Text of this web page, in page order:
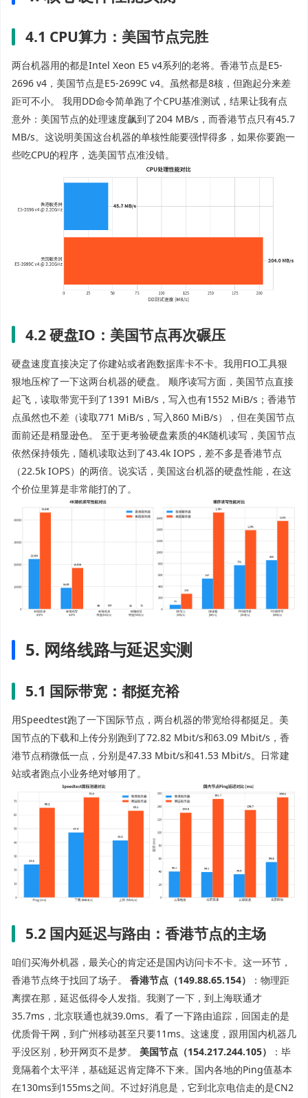
4.1 CPU算力：美国节点完胜
两台机器用的都是Intel Xeon E5 v4系列的老将。香港节点是E5-
2696 v4，美国节点是E5-2699C v4。虽然都是8核，但跑起分来差
距可不小。 我用DD命令简单跑了个CPU基准测试，结果让我有点
意外：美国节点的处理速度飙到了204 MB/s，而香港节点只有45.7
MB/s。这说明美国这台机器的单核性能要强悍得多，如果你要跑一
些吃CPU的程序，选美国节点准没错。
4.2 硬盘IO：美国节点再次碾压
硬盘速度直接决定了你建站或者跑数据库卡不卡。我用FIO工具狠
狠地压榨了一下这两台机器的硬盘。 顺序读写方面，美国节点直接
起飞，读取带宽干到了1391 MiB/s，写入也有1552 MiB/s；香港节
点虽然也不差（读取771 MiB/s，写入860 MiB/s），但在美国节点
面前还是稍显逊色。 至于更考验硬盘素质的4K随机读写，美国节点
依然保持领先，随机读取达到了43.4k IOPS，差不多是香港节点
（22.5k IOPS）的两倍。说实话，美国这台机器的硬盘性能，在这
个价位里算是非常能打的了。
5. 网络线路与延迟实测
5.1 国际带宽：都挺充裕
用Speedtest跑了一下国际节点，两台机器的带宽给得都挺足。美
国节点的下载和上传分别跑到了72.82 Mbit/s和63.09 Mbit/s，香
港节点稍微低一点，分别是47.33 Mbit/s和41.53 Mbit/s。日常建
站或者跑点小业务绝对够用了。
5.2 国内延迟与路由：香港节点的主场
咱们买海外机器，最关心的肯定还是国内访问卡不卡。这一环节，
香港节点终于找回了场子。 香港节点（149.88.65.154）
：物理距
离摆在那，延迟低得令人发指。我测了一下，到上海联通才
35.7ms，北京联通也就39.0ms。看了一下路由追踪，回国走的是
优质骨干网，到广州移动甚至只要11ms。这速度，跟用国内机器几
乎没区别，秒开网页不是梦。 美国节点（154.217.244.105）
：毕
竟隔着个太平洋，基础延迟肯定降不下来。国内各地的Ping值基本
在130ms到155ms之间。不过好消息是，它到北京电信走的是CN2